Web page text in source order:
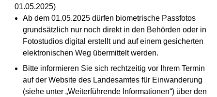
01.05.2025)
Ab dem 01.05.2025 dürfen biometrische Passfotos
grundsätzlich nur noch direkt in den Behörden oder in
Fotostudios digital erstellt und auf einem gesicherten
elektronischen Weg übermittelt werden.
Bitte informieren Sie sich rechtzeitig vor Ihrem Termin
auf der Website des Landesamtes für Einwanderung
(siehe unter „Weiterführende Informationen“) über den